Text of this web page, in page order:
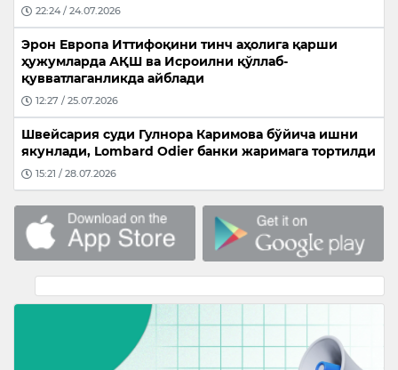
22:24 / 24.07.2026
Эрон Европа Иттифоқини тинч аҳолига қарши
ҳужумларда АҚШ ва Исроилни қўллаб-
қувватлаганликда айблади
12:27 / 25.07.2026
Швейсария суди Гулнора Каримова бўйича ишни
якунлади, Lombard Odier банки жаримага тортилди
15:21 / 28.07.2026